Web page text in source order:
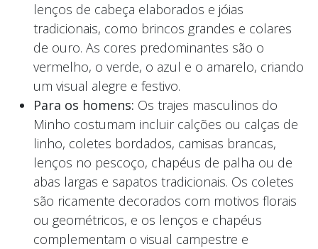
lenços de cabeça elaborados e jóias
tradicionais, como brincos grandes e colares
de ouro. As cores predominantes são o
vermelho, o verde, o azul e o amarelo, criando
um visual alegre e festivo.
Para os homens: Os trajes masculinos do
Minho costumam incluir calções ou calças de
linho, coletes bordados, camisas brancas,
lenços no pescoço, chapéus de palha ou de
abas largas e sapatos tradicionais. Os coletes
são ricamente decorados com motivos florais
ou geométricos, e os lenços e chapéus
complementam o visual campestre e